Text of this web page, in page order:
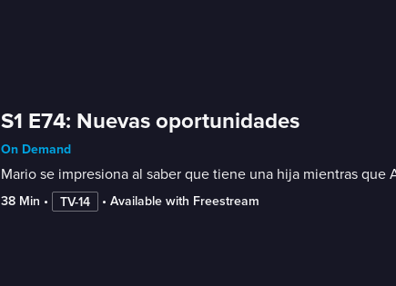
S1 E74: Nuevas oportunidades
On Demand
Mario se impresiona al saber que tiene una hija mientras
38 Min • TV-14 • Available with Freestream